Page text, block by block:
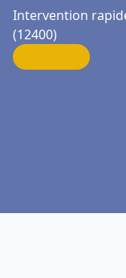
Intervention
(12400)